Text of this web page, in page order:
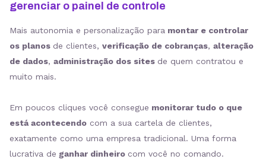
gerenciar o painel de controle
Mais autonomia e personalização para montar e controlar
os planos de clientes, verificação de cobranças, alteração
de dados, administração dos sites de quem contratou e
muito mais.
Em poucos cliques você consegue monitorar tudo o que
está acontecendo com a sua cartela de clientes,
exatamente como uma empresa tradicional. Uma forma
lucrativa de ganhar dinheiro com você no comando.